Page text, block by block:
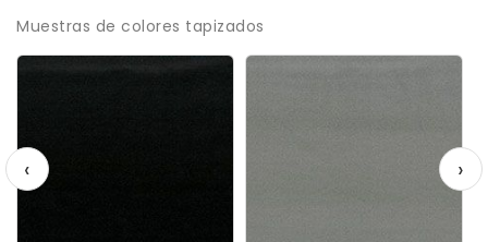
Muestras de colores tapizados
‹ ›